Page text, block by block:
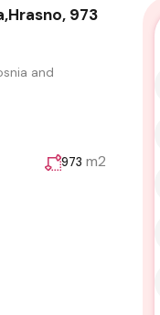
973
and
973 m2